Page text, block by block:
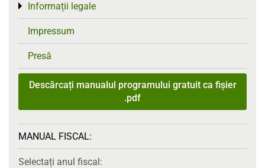
Informații legale
Toggle menu
Impressum
Presă
Descărcați manualul programului gratuit ca fișier
.pdf
MANUAL FISCAL:
Selectați anul fiscal: